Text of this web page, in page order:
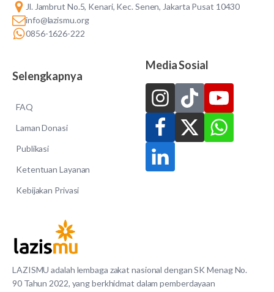
LAZISMU adalah lembaga zakat nasional dengan SK Menag No.
90 Tahun 2022, yang berkhidmat dalam pemberdayaan
Jl. Jambrut No.5, Kenari, Kec. Senen, Jakarta Pusat 10430
info@lazismu.org
0856-1626-222
Selengkapnya
FAQ
Laman Donasi
Publikasi
Ketentuan Layanan
Kebijakan Privasi
Media Sosial